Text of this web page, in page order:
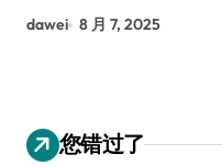
dawei 8 月 7, 2025
您错过了